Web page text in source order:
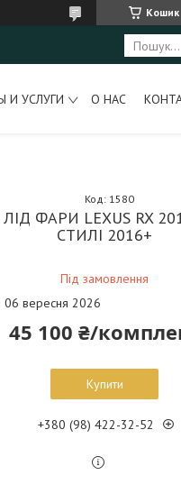
Кошик
И УСЛУГИ О НАС
ФАРИ LEXUS RX
СТИЛІ 2016+
Під замовлення
Код: 1580
06 вересня 2026
45 100 ₴/
Купити
+380 (98) 422-32-52